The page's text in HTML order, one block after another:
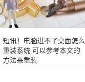
短讯！电脑进不了桌面怎么
重装系统 可以参考本文的
方法来重装